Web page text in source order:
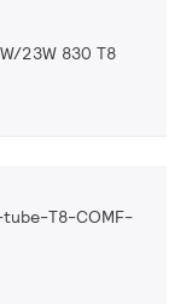
23W 830 T8
tube-T8-COMF-